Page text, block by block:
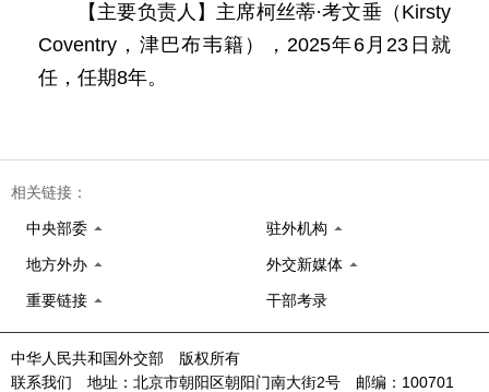
【主要负责人】主席柯丝蒂·考文垂（Kirsty
Coventry，津巴布韦籍），2025年6月23日就
任，任期8年。
相关链接：
中央部委 驻外机构
地方外办 外交新媒体
重要链接 干部考录
中华人民共和国外交部 版权所有
联系我们 地址：北京市朝阳区朝阳门南大街2号 邮编：100701